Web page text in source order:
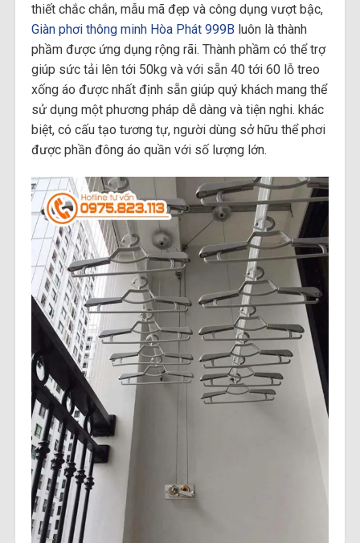
thiết chắc chắn, mẫu mã đẹp và công dụng vượt bậc,
Giàn phơi thông minh Hòa Phát 999B luôn là thành
phầm được ứng dụng rộng rãi. Thành phầm có thể trợ
giúp sức tải lên tới 50kg và với sẵn 40 tới 60 lỗ treo
xống áo được nhất định sẵn giúp quý khách mang thể
sử dụng một phương pháp dễ dàng và tiện nghi. khác
biệt, có cấu tạo tương tự, người dùng sở hữu thể phơi
được phần đông áo quần với số lượng lớn.